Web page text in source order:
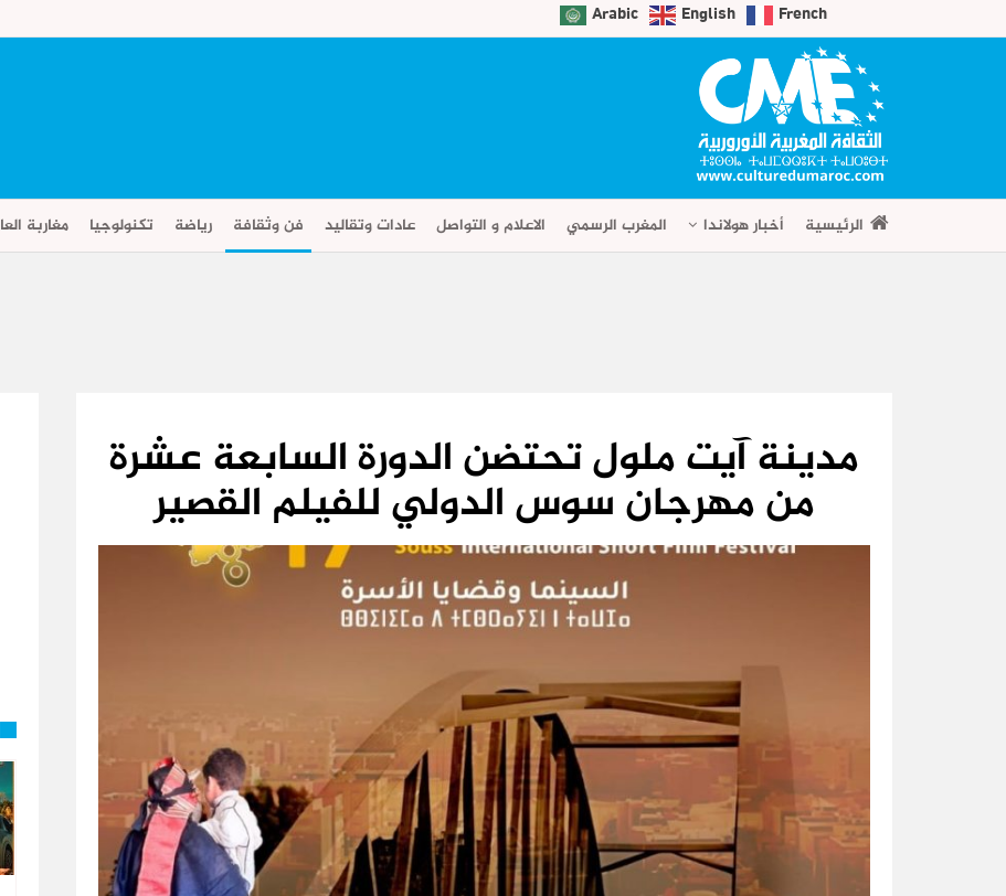
Arabic English French
الرئيسية أخبار هولاندا المغرب الرسمي الاعلام و التواصل عادات وتقاليد فن وثقافة رياضة تكنولوجيا مغاربة
مدينة آيت ملول تحتضن الدورة السابعة عشرة
من مهرجان سوس الدولي للفيلم القصير